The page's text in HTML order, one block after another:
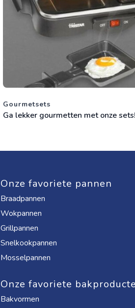
Gourmetsets
Ga lekker gourmetten met onze sets!
Onze favoriete pannen
Braadpannen
Wokpannen
Grillpannen
Snelkookpannen
Mosselpannen
Onze favoriete
Bakvormen